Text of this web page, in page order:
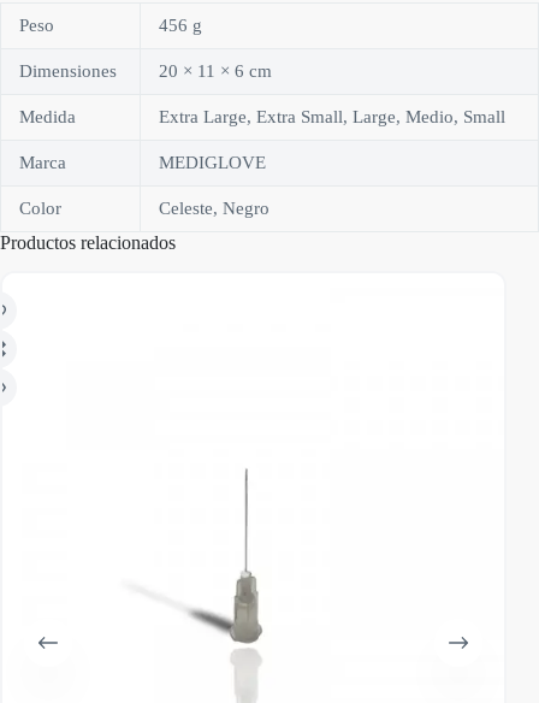
Peso 456 g
Dimensiones 20 × 11 × 6 cm
Medida Extra Large, Extra Small, Large, Medio, Small
Marca MEDIGLOVE
Color Celeste, Negro
Productos relacionados